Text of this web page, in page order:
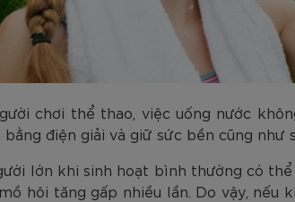
chơi thể thao, việc uống nước
bằng điện giải và giữ sức bền cũng như
lớn khi sinh hoạt bình thường có
hôi tăng gấp nhiều lần. Do vậy,